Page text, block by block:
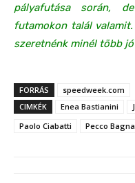
pályafutása során,
futamokon talál
szeretnénk minél több
FORRÁS
speedweek.com
CIMKÉK
Enea Bastianini
Paolo Ciabatti
Pecco